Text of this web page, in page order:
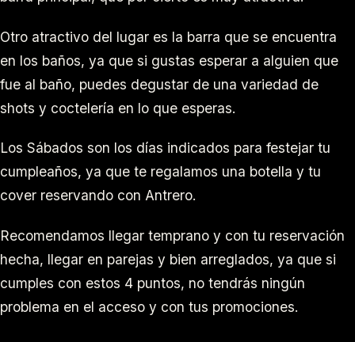
Otro atractivo del lugar es la barra que se encuentra
en los baños, ya que si gustas esperar a alguien que
fue al baño, puedes degustar de una variedad de
shots y coctelería en lo que esperas.
Los Sábados son los días indicados para festejar tu
cumpleaños, ya que te regalamos una botella y tu
cover reservando con Antrero.
Recomendamos llegar temprano y con tu reservación
hecha, llegar en parejas y bien arreglados, ya que si
cumples con estos 4 puntos, no tendrás ningún
problema en el acceso y con tus promociones.